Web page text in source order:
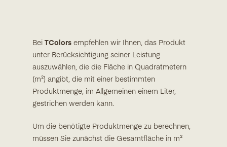
Bei TColors empfehlen wir Ihnen, das Produkt
unter Berücksichtigung seiner Leistung
auszuwählen, die die Fläche in Quadratmetern
(m²) angibt, die mit einer bestimmten
Produktmenge, im Allgemeinen einem Liter,
gestrichen werden kann.
Um die benötigte Produktmenge zu berechnen,
müssen Sie zunächst die Gesamtfläche in m²